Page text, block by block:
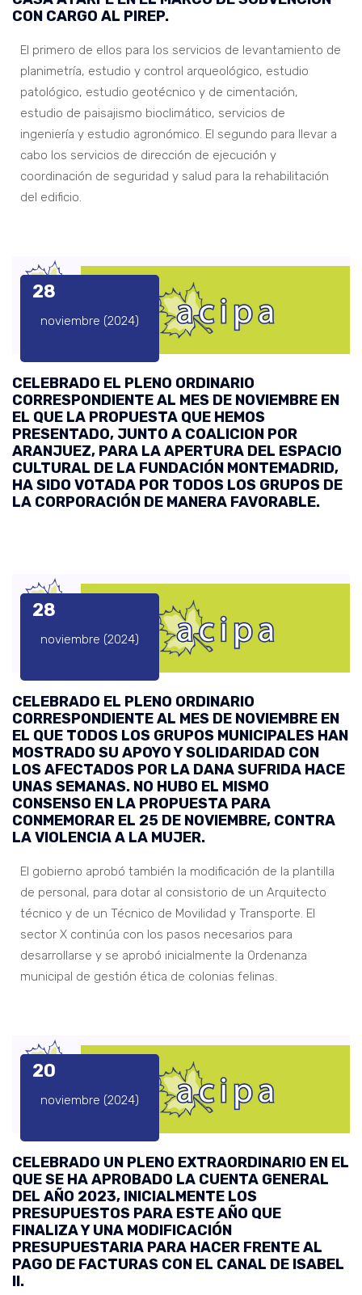
CON CARGO AL PIREP.
El primero de ellos para los servicios de levantamiento de
planimetría, estudio y control arqueológico, estudio
patológico, estudio geotécnico y de cimentación,
estudio de paisajismo bioclimático, servicios de
ingeniería y estudio agronómico. El segundo para llevar a
cabo los servicios de dirección de ejecución y
coordinación de seguridad y salud para la rehabilitación
del edificio.
28
noviembre (2024)
CELEBRADO EL PLENO ORDINARIO
CORRESPONDIENTE AL MES DE NOVIEMBRE EN
EL QUE LA PROPUESTA QUE HEMOS
PRESENTADO, JUNTO A COALICION POR
ARANJUEZ, PARA LA APERTURA DEL ESPACIO
CULTURAL DE LA FUNDACIÓN MONTEMADRID,
HA SIDO VOTADA POR TODOS LOS GRUPOS DE
LA CORPORACIÓN DE MANERA FAVORABLE.
28
noviembre (2024)
CELEBRADO EL PLENO ORDINARIO
CORRESPONDIENTE AL MES DE NOVIEMBRE EN
EL QUE TODOS LOS GRUPOS MUNICIPALES HAN
MOSTRADO SU APOYO Y SOLIDARIDAD CON
LOS AFECTADOS POR LA DANA SUFRIDA HACE
UNAS SEMANAS. NO HUBO EL MISMO
CONSENSO EN LA PROPUESTA PARA
CONMEMORAR EL 25 DE NOVIEMBRE, CONTRA
LA VIOLENCIA A LA MUJER.
El gobierno aprobó también la modificación de la plantilla
de personal, para dotar al consistorio de un Arquitecto
técnico y de un Técnico de Movilidad y Transporte. El
sector X continúa con los pasos necesarios para
desarrollarse y se aprobó inicialmente la Ordenanza
municipal de gestión ética de colonias felinas.
20
noviembre (2024)
CELEBRADO UN PLENO EXTRAORDINARIO EN EL
QUE SE HA APROBADO LA CUENTA GENERAL
DEL AÑO 2023, INICIALMENTE LOS
PRESUPUESTOS PARA ESTE AÑO QUE
FINALIZA Y UNA MODIFICACIÓN
PRESUPUESTARIA PARA HACER FRENTE AL
PAGO DE FACTURAS CON EL CANAL DE ISABEL
II.